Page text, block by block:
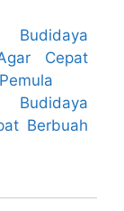
Budidaya
Cepat
Budidaya
Berbuah